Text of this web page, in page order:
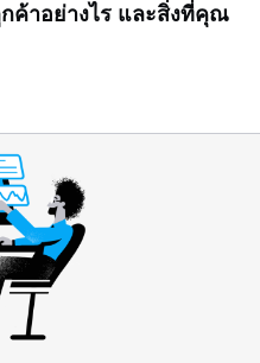
ค้าอย่างไร และสิ่งที่คุณ